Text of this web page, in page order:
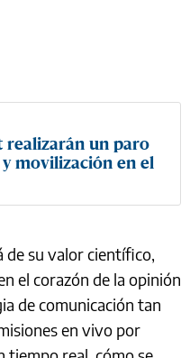
realizarán un paro
movilización en el
de su valor científico,
el corazón de la opinión
de comunicación tan
en vivo por